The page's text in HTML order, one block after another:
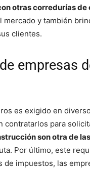
otras corredurías de
mercado y también
clientes.
empresas
es exigido en
contratarlos para
son otra de
Por último, este
de impuestos, las